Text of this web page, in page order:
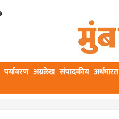
पर्यावरण अग्रलेख संपादकीय अर्थभारत